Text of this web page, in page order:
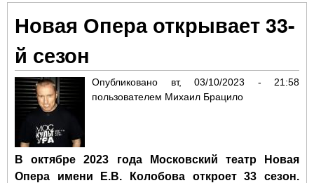
Новая Опера открывает 33-
й сезон
Опубликовано вт, 03/10/2023 - 21:58
пользователем Михаил Брацило
В октябре 2023 года Московский театр Новая
Опера имени Е.В. Колобова откроет 33 сезон.